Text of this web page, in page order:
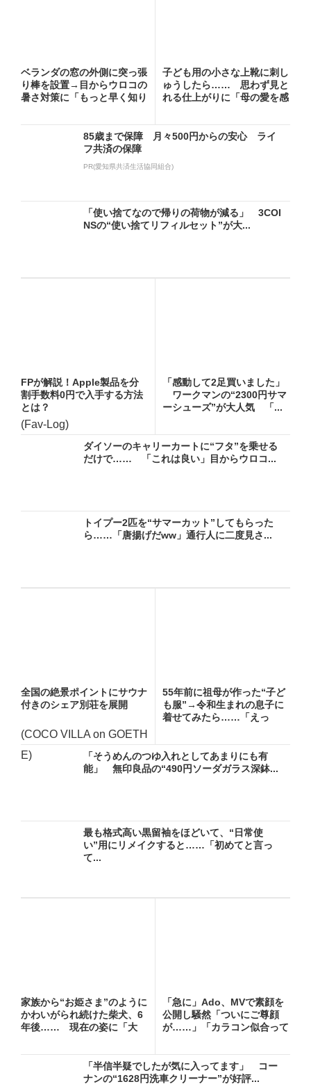
ベランダの窓の外側に突っ張
り棒を設置→目からウロコの
暑さ対策に「もっと早く知り
子ども用の小さな上靴に刺し
ゅうしたら…… 思わず見と
れる仕上がりに「母の愛を感
85歳まで保障 月々500円からの安心 ライ
フ共済の保障
PR(愛知県共済生活協同組合)
「使い捨てなので帰りの荷物が減る」 3COI
NSの“使い捨てリフィルセット”が大...
FPが解説！Apple製品を分
割手数料0円で入手する方法
とは？
(Fav-Log)
「感動して2足買いました」
ワークマンの“2300円サマ
ーシューズ”が大人気 「...
ダイソーのキャリーカートに“フタ”を乗せる
だけで…… 「これは良い」目からウロコ...
トイプー2匹を“サマーカット”してもらった
ら……「唐揚げだww」通行人に二度見さ...
全国の絶景ポイントにサウナ
付きのシェア別荘を展開
(COCO VILLA on GOETH
E)
55年前に祖母が作った“子ど
も服”→令和生まれの息子に
着せてみたら……「えっ
「そうめんのつゆ入れとしてあまりにも有
能」 無印良品の“490円ソーダガラス深鉢...
最も格式高い黒留袖をほどいて、“日常使
い”用にリメイクすると……「初めてと言っ
て...
家族から“お姫さま”のように
かわいがられ続けた柴犬、6
年後…… 現在の姿に「大
「急に」Ado、MVで素顔を
公開し騒然「ついにご尊顔
が……」「カラコン似合って
「半信半疑でしたが気に入ってます」 コー
ナンの“1628円洗車クリーナー”が好評...